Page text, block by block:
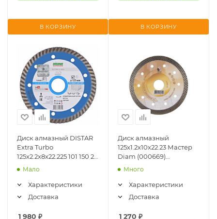
В КОРЗИНУ В КОРЗИНУ
Диск алмазный DISTAR
Extra Turbo
125x2.2x8x22.225 101 150 28
010
Мало
Характеристики
Доставка
1 980 ₽
Диск алмазный
125x1.2x10x22.23 Мастер
Diam (000669)
(керамогранит, X-тип,
корпус)
Много
Характеристики
Доставка
1 270 ₽